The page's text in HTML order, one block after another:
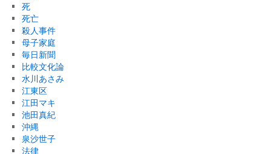
死
死亡
殺人事件
母子家庭
毎日新聞
比較文化論
水川あさみ
江東区
江田マキ
池田真紀
沖縄
泉沙世子
法律